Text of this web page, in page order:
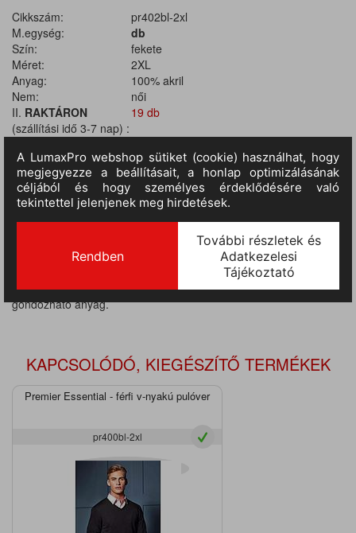
Cikkszám:
pr402bl-2xl
M.egység:
db
Szín:
fekete
Méret:
2XL
Anyag:
100% akril
Nem:
női
II. RAKTÁRON
(szállítási idő 3-7 nap) :
19 db
TERMÉKINFORMÁCIÓ
Anyaga: 100% akril, kötött anyag. Bordás szegély a nyak körül és
a madzsettánál. V-nyakú kialakítás. Finom kötött anyag, könnyen
gondozható anyag.
KAPCSOLÓDÓ, KIEGÉSZÍTŐ TERMÉKEK
Premier Essential - férfi v-nyakú pulóver
pr400bl-2xl